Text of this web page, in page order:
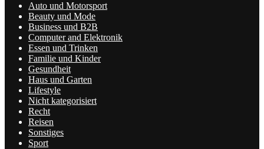
Auto und Motorsport
Beauty und Mode
Business und B2B
Computer and Elektronik
Essen und Trinken
Familie und Kinder
Gesundheit
Haus und Garten
Lifestyle
Nicht kategorisiert
Recht
Reisen
Sonstiges
Sport